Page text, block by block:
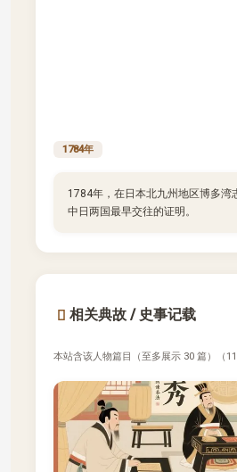
1784年
1784年，在日本北九州地区博多湾
中日两国最早交往的证明。
相关典故 / 史事记载
本站含该人物篇目（至多展示 30 篇）（11